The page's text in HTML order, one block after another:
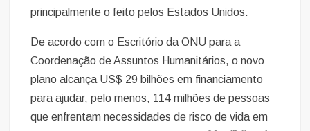
principalmente o feito pelos Estados Unidos.
De acordo com o Escritório da ONU para a
Coordenação de Assuntos Humanitários, o novo
plano alcança US$ 29 bilhões em financiamento
para ajudar, pelo menos, 114 milhões de pessoas
que enfrentam necessidades de risco de vida em